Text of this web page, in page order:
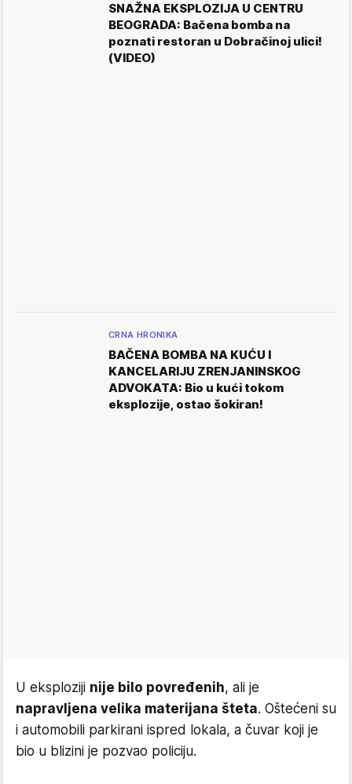
SNAŽNA EKSPLOZIJA U CENTRU
BEOGRADA: Bačena bomba na
poznati restoran u Dobračinoj ulici!
(VIDEO)
CRNA HRONIKA
BAČENA BOMBA NA KUĆU I
KANCELARIJU ZRENJANINSKOG
ADVOKATA: Bio u kući tokom
eksplozije, ostao šokiran!
U eksploziji nije bilo povređenih, ali je
napravljena velika materijana šteta. Oštećeni su
i automobili parkirani ispred lokala, a čuvar koji je
bio u blizini je pozvao policiju.